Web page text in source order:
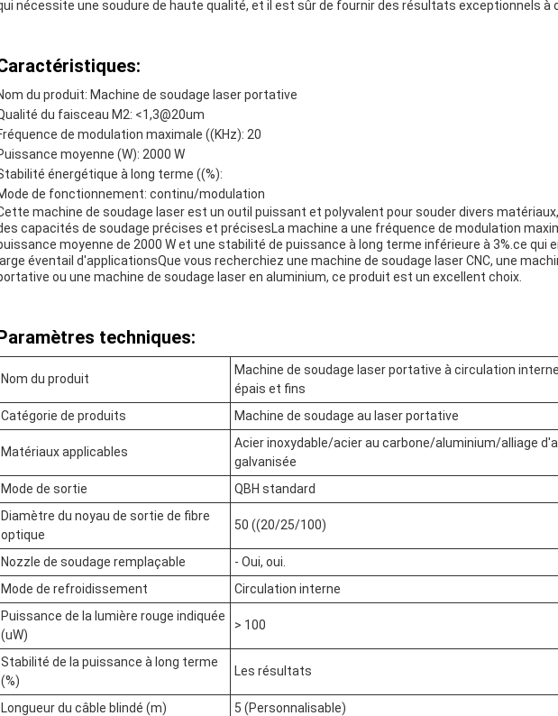
nécessite une soudure de haute qualité, et il est sûr de fournir des résultats exceptionnels à
du produit: Machine de soudage laser portative
du faisceau M2: <1,3@20um
de modulation maximale ((KHz): 20
moyenne (W): 2000 W
énergétique à long terme ((%):
de fonctionnement: continu/modulation
machine de soudage laser est un outil puissant et polyvalent pour souder divers
capacités de soudage précises et précisesLa machine a une fréquence de modulation
moyenne de 2000 W et une stabilité de puissance à long terme inférieure à 3%.ce qui
éventail d'applicationsQue vous recherchiez une machine de soudage laser CNC, une
ou une machine de soudage laser en aluminium, ce produit est un excellent choix.
techniques:
Nom du produit
Machine de soudage laser portative à circulation
épais et fins
Catégorie de produits
Machine de soudage au laser portative
Matériaux applicables
Acier inoxydable/acier au carbone/aluminium/alliage
galvanisée
Mode de sortie
QBH standard
Diamètre du noyau de sortie de fibre
optique
50 ((20/25/100)
Nozzle de soudage remplaçable
- Oui, oui.
Mode de refroidissement
Circulation interne
Puissance de la lumière rouge indiquée
(uW)
> 100
Stabilité de la puissance à long terme
(%)
Les résultats
Longueur du câble blindé (m)
5 (Personnalisable)